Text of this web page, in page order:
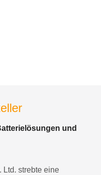
und
Ltd. strebte eine